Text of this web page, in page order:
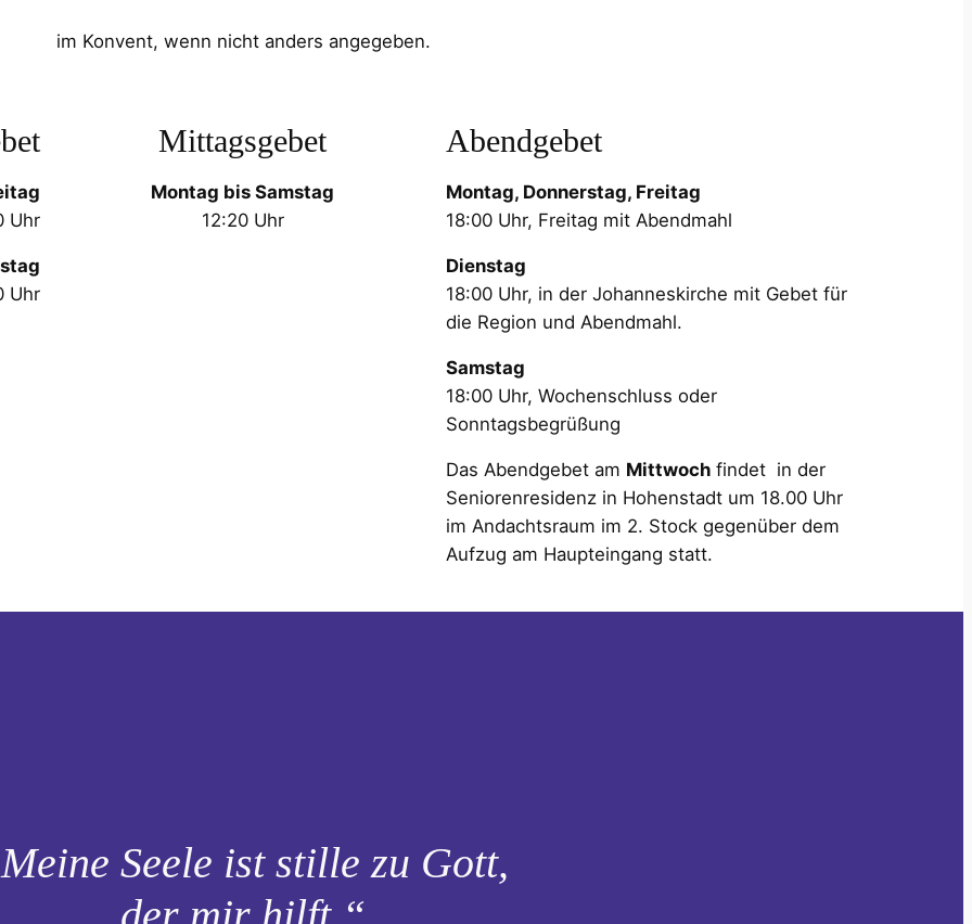
im Konvent, wenn nicht anders angegeben.
Uhr
Uhr
Mittagsgebet
Montag bis Samstag
12:20 Uhr
Abendgebet
Montag, Donnerstag, Freitag
18:00 Uhr, Freitag mit Abendmahl
Dienstag
18:00 Uhr, in der Johanneskirche mit Gebet für
die Region und Abendmahl.
Samstag
18:00 Uhr, Wochenschluss oder
Sonntagsbegrüßung
Das Abendgebet am Mittwochfindet in der
Seniorenresidenz in Hohenstadt um 18.00 Uhr
im Andachtsraum im 2. Stock gegenüber dem
Aufzug am Haupteingang statt.
Seele ist stille zu Gott,